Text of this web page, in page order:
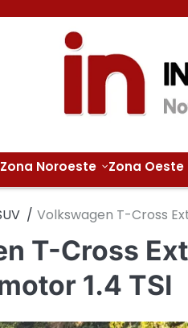
Zona Noroeste Zona Oeste
Volkswagen T-Cross
T-Cross
1.4 TSI